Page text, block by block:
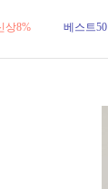
상8% 베스트50